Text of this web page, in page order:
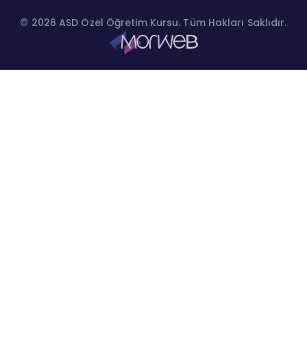
© 2026 ASD Özel Öğretim Kursu. Tüm Hakları Saklıdır.